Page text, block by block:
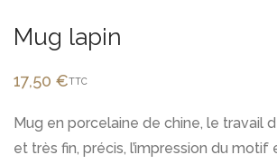
Mug lapin
17,50 €TTC
Mug en porcelaine de chine, le travail
et très fin, précis, l’impression du motif